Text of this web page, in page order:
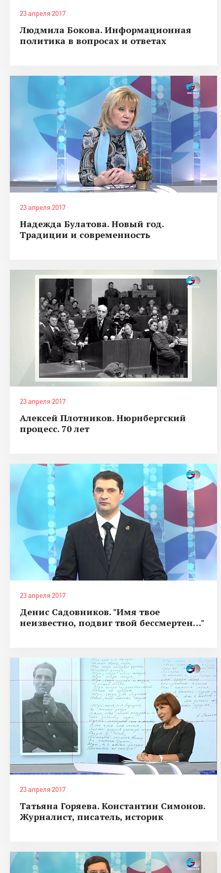
23 апреля 2017
Людмила Бокова. Информационная
политика в вопросах и ответах
23 апреля 2017
Надежда Булатова. Новый год.
Традиции и современность
23 апреля 2017
Алексей Плотников. Нюрнбергский
процесс. 70 лет
23 апреля 2017
Денис Садовников. "Имя твое
неизвестно, подвиг твой бессмертен…"
23 апреля 2017
Татьяна Горяева. Константин Симонов.
Журналист, писатель, историк